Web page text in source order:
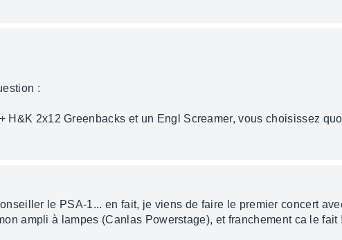
:
+ H&K 2x12 Greenbacks et un Engl Screamer, vous choisissez
le PSA-1... en fait, je viens de faire le premier concert
ampli à lampes (Canlas Powerstage), et franchement ca le fait !